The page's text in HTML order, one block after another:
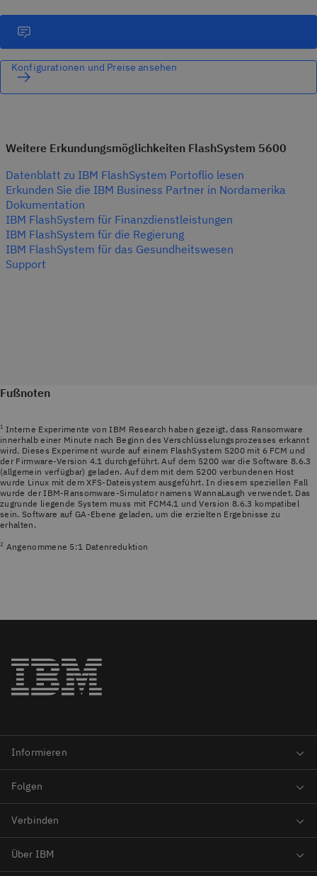
Konfigurationen und Preise ansehen
Weitere Erkundungsmöglichkeiten FlashSystem 5600
Datenblatt zu IBM FlashSystem Portoflio lesen
Erkunden Sie die IBM Business Partner in Nordamerika
Dokumentation
IBM FlashSystem für Finanzdienstleistungen
IBM FlashSystem für die Regierung
IBM FlashSystem für das Gesundheitswesen
Support
Fußnoten
1 Interne Experimente von IBM Research haben gezeigt, dass Ransomware
innerhalb einer Minute nach Beginn des Verschlüsselungsprozesses erkannt
wird. Dieses Experiment wurde auf einem FlashSystem 5200 mit 6 FCM und
der Firmware-Version 4.1 durchgeführt. Auf dem 5200 war die Software 8.6.3
(allgemein verfügbar) geladen. Auf dem mit dem 5200 verbundenen Host
wurde Linux mit dem XFS-Dateisystem ausgeführt. In diesem speziellen Fall
wurde der IBM-Ransomware-Simulator namens WannaLaugh verwendet. Das
zugrunde liegende System muss mit FCM4.1 und Version 8.6.3 kompatibel
sein. Software auf GA-Ebene geladen, um die erzielten Ergebnisse zu
erhalten.
2 Angenommene 5:1 Datenreduktion